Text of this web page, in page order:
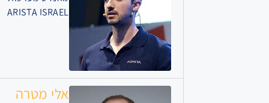
ARISTA ISRAEL
אלי מטרה